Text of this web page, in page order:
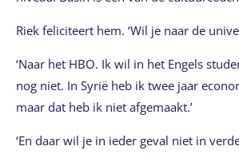
Riek feliciteert hem. ‘Wil je naar de
‘Naar het HBO. Ik wil in het Engels
nog niet. In Syrië heb ik twee jaar
maar dat heb ik niet afgemaakt.’
‘En daar wil je in ieder geval niet in